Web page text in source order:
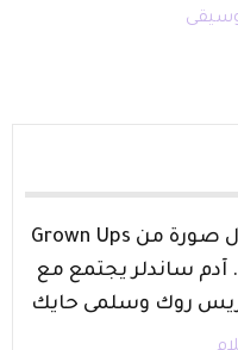
أول صورة من Grown Ups
آدم ساندلر يجتمع مع
روك وسلمى حايك